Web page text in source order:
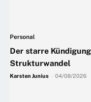
Personal
Der starre
Strukturwandel
Karsten Junius 04/08/2026